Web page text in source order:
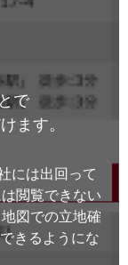
で
ます。
には出回って
閲覧できない
地図での立地確
きるようにな